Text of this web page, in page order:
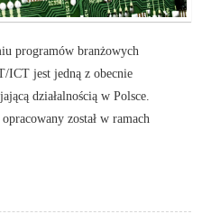
programów branżowych
ICT jest jedną z obecnie
działalnością w Polsce.
został w ramach